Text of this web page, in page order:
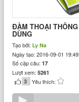
ĐÀM THOẠI
DÙNG
Tạo bởi:Ly Na
Ngày tạo: 2016-09-01
Số cặp câu:17
Lượt xem:5261
Yêu thích:
3